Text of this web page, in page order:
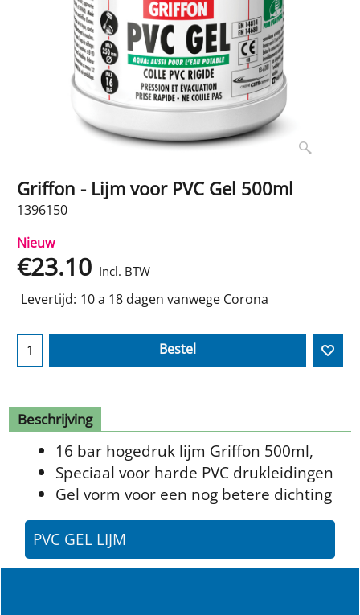
Griffon - Lijm voor PVC Gel 500ml
1396150
Nieuw
€23.10 Incl. BTW
Levertijd: 10 a 18 dagen vanwege Corona
Bestel
Beschrijving
16 bar hogedruk lijm Griffon 500ml,
Speciaal voor harde PVC drukleidingen
Gel vorm voor een nog betere dichting
PVC GEL LIJM